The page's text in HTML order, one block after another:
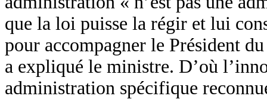
que la loi puisse la régir et lui
pour accompagner le Président
a expliqué le ministre. D’où
administration spécifique